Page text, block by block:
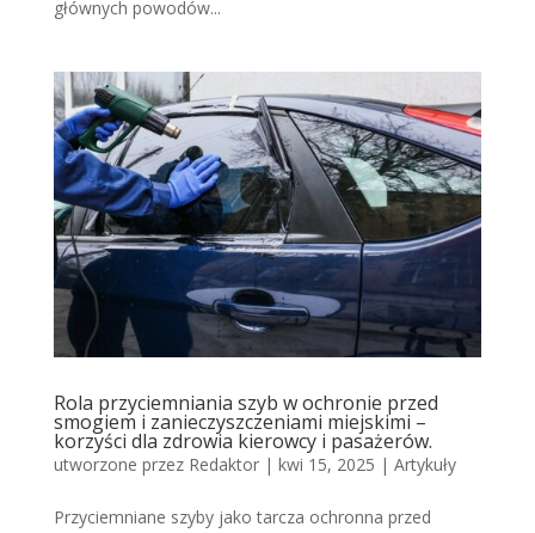
głównych powodów...
Rola przyciemniania szyb w ochronie przed
smogiem i zanieczyszczeniami miejskimi –
korzyści dla zdrowia kierowcy i pasażerów.
utworzone przez Redaktor| kwi 15, 2025 | Artykuły
Przyciemniane szyby jako tarcza ochronna przed